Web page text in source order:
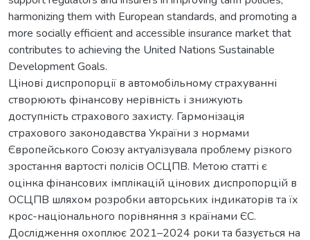
harmonizing them with European standards, and promoting a
more socially efficient and accessible insurance market that
contributes to achieving the United Nations Sustainable
Development Goals.
Цінові диспропорції в автомобільному страхуванні
створюють фінансову нерівність і знижують
доступність страхового захисту. Гармонізація
страхового законодавства України з нормами
Європейського Союзу актуалізувала проблему різкого
зростання вартості полісів ОСЦПВ. Метою статті є
оцінка фінансових імплікацій цінових диспропорцій в
ОСЦПВ шляхом розробки авторських індикаторів та їх
крос-національного порівняння з країнами ЄС.
Дослідження охоплює 2021–2024 роки та базується на